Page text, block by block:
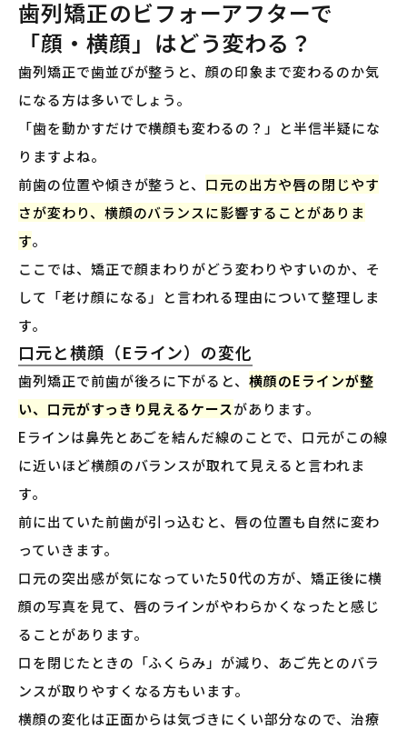
歯列矯正のビフォーアフターで
「顔・横顔」はどう変わる？
歯列矯正で歯並びが整うと、顔の印象まで変わるのか気
になる方は多いでしょう。
「歯を動かすだけで横顔も変わるの？」と半信半疑にな
りますよね。
前歯の位置や傾きが整うと、 口元の出方や唇の閉じやす
さが変わり、横顔のバランスに影響することがありま
す。
ここでは、矯正で顔まわりがどう変わりやすいのか、そ
して「老け顔になる」と言われる理由について整理しま
す。
口元と横顔（Eライン）の変化
歯列矯正で前歯が後ろに下がると、 横顔のEラインが整
い、口元がすっきり見えるケースがあります。
Eラインは鼻先とあごを結んだ線のことで、口元がこの線
に近いほど横顔のバランスが取れて見えると言われま
す。
前に出ていた前歯が引っ込むと、唇の位置も自然に変わ
っていきます。
口元の突出感が気になっていた50代の方が、矯正後に横
顔の写真を見て、唇のラインがやわらかくなったと感じ
ることがあります。
口を閉じたときの「ふくらみ」が減り、あご先とのバラ
ンスが取りやすくなる方もいます。
横顔の変化は正面からは気づきにくい部分なので、治療